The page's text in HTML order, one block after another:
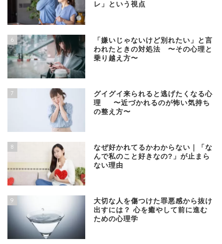
レ」という視点
6
「嫌いじゃないけど別れたい」と言
われたときの対処法 〜その心理と
乗り越え方〜
7
グイグイ来られると逃げたくなる心
理 〜近づかれるのが怖い気持ち
の整え方〜
8
なぜ好かれてるかわからない｜「な
んで私のこと好きなの?」が止まら
ない理由
9
大切な人を傷つけた罪悪感から抜け
出すには？ 心を癒やして前に進む
ための心理学